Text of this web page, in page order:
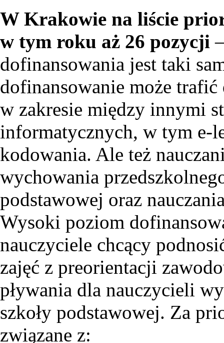
W Krakowie na liście
w tym roku aż 26 pozycji
dofinansowania jest taki
dofinansowanie może trafić
w zakresie między innymi
informatycznych, w tym e-
kodowania. Ale też
wychowania
podstawowej oraz
Wysoki poziom
nauczyciele chcący
zajęć z preorientacji
pływania dla nauczycieli
szkoły podstawowej. Za
związane z: